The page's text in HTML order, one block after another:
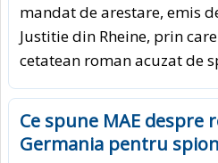
mandat de arestare, emis
Justitie din Rheine, prin
cetatean roman acuzat de
Ce spune MAE despre
Germania pentru